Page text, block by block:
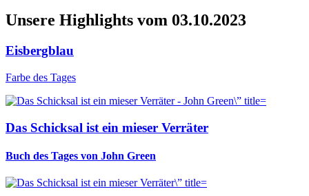
Unsere Highlights vom 03.10.2023
Eisbergblau
Farbe des Tages
Das Schicksal ist ein mieser Verräter
Buch des Tages von John Green